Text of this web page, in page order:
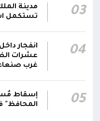
الإعلام
المقاومة
03
مدينة
تستكمل
04
انفجار
عشرات
غرب
05
إسقاط
المحافظ"